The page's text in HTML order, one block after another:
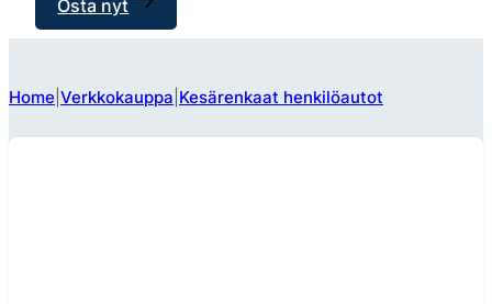
Osta nyt
Home Verkkokauppa Kesärenkaat henkilöautot